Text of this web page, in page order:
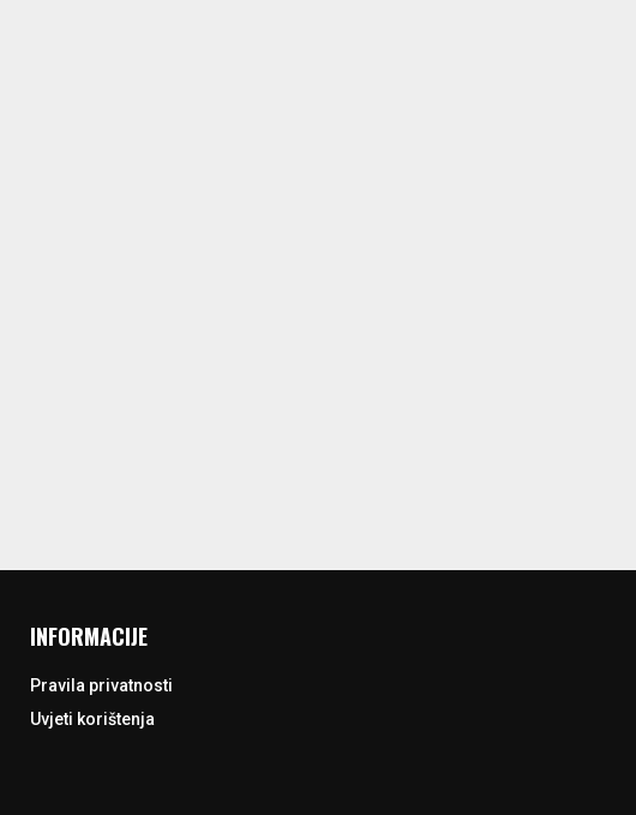
INFORMACIJE
Pravila privatnosti
Uvjeti korištenja